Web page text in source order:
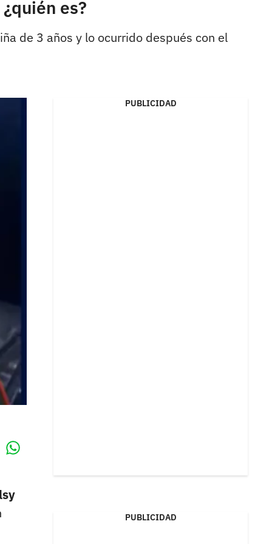
es?
de 3 años y lo ocurrido después con el
PUBLICIDAD
PUBLICIDAD